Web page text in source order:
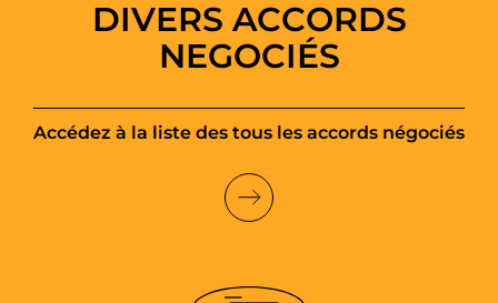
DIVERS ACCORDS
NEGOCIÉS
Accédez à la liste des tous les accords négociés